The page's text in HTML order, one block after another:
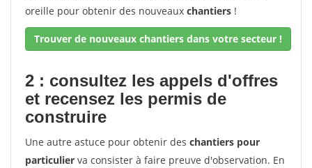
oreille pour obtenir des nouveaux chantiers !
Trouver de nouveaux chantiers dans votre secteur !
2 : consultez les appels d'offres
et recensez les permis de
construire
Une autre astuce pour obtenir des chantiers pour
particulier va consister à faire preuve d'observation. En